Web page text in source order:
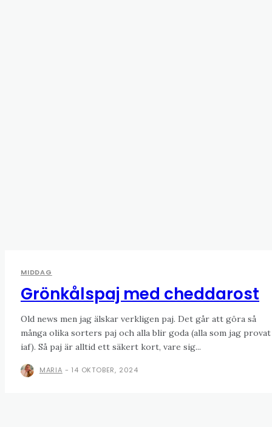
MIDDAG
Grönkålspaj med cheddarost
Old news men jag älskar verkligen paj. Det går att göra så
många olika sorters paj och alla blir goda (alla som jag provat
iaf). Så paj är alltid ett säkert kort, vare sig...
MARIA - 14 OKTOBER, 2024